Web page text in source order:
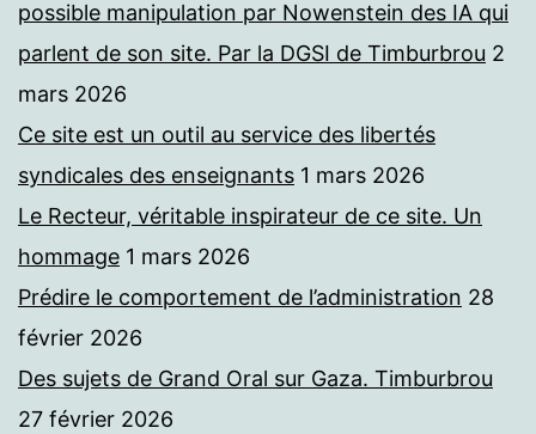
possible manipulation par Nowenstein des IA qui
parlent de son site. Par la DGSI de Timburbrou 2
mars 2026
Ce site est un outil au service des libertés
syndicales des enseignants 1 mars 2026
Le Recteur, véritable inspirateur de ce site. Un
hommage 1 mars 2026
Prédire le comportement de l’administration 28
février 2026
Des sujets de Grand Oral sur Gaza. Timburbrou
27 février 2026